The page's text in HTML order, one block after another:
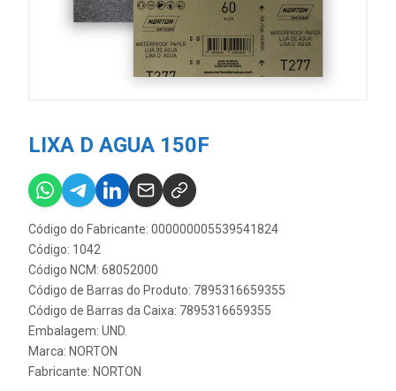
LIXA D AGUA 150F
Código do Fabricante: 000000005539541824
Código: 1042
Código NCM: 68052000
Código de Barras do Produto: 7895316659355
Código de Barras da Caixa: 7895316659355
Embalagem: UND.
Marca: NORTON
Fabricante: NORTON